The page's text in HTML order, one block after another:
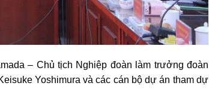
– Chủ tịch Nghiệp đoàn làm trưởng đoàn
Yoshimura và các cán bộ dự án tham dự